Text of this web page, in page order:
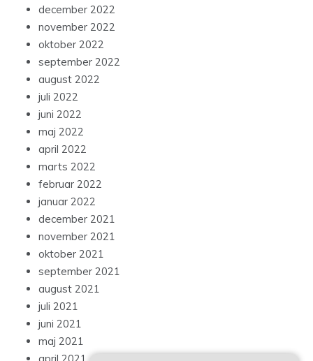
december 2022
november 2022
oktober 2022
september 2022
august 2022
juli 2022
juni 2022
maj 2022
april 2022
marts 2022
februar 2022
januar 2022
december 2021
november 2021
oktober 2021
september 2021
august 2021
juli 2021
juni 2021
maj 2021